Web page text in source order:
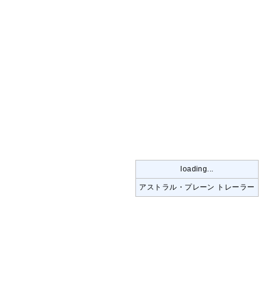
loading...
アストラル・プレーン トレーラー